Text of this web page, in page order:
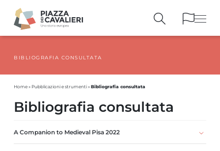
PUBBLICAZIONI E STRUMENTI
BIBLIOGRAFIA CONSULTATA
Home» Pubblicazioni e strumenti»Bibliografia consultata
Bibliografia consultata
A Companion to Medieval Pisa 2022